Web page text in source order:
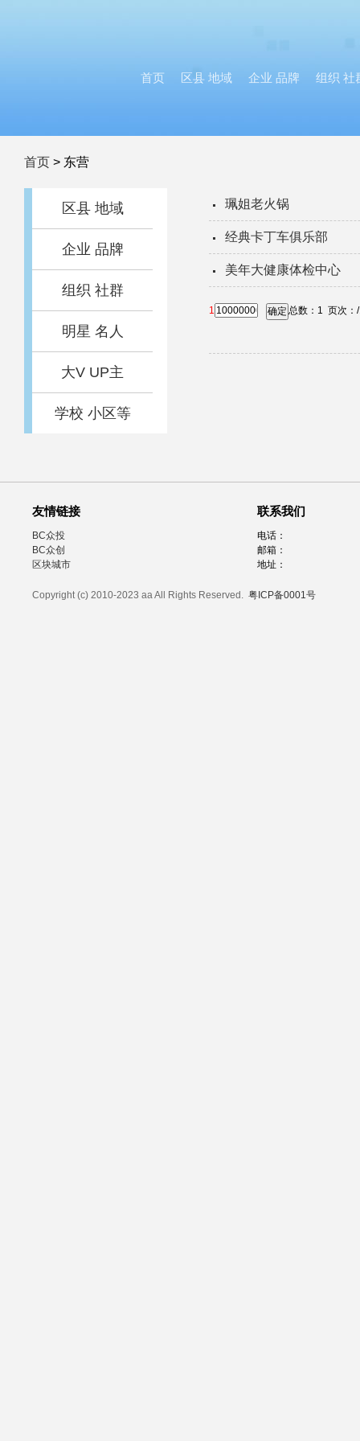
首页 区县 地域 企业 品牌 组织 社
首页 > 东营
区县 地域
企业 品牌
组织 社群
明星 名人
大V UP主
学校 小区等
珮姐老火锅
经典卡丁车俱乐部
美年大健康体检中心
总数： 1 页次：
1 确定
友情链接
BC众投
BC众创
区块城市
联系我们
电话：
邮箱：
地址：
Copyright (c) 2010-2023 aa All Rights Reserved. 粤ICP备0001号